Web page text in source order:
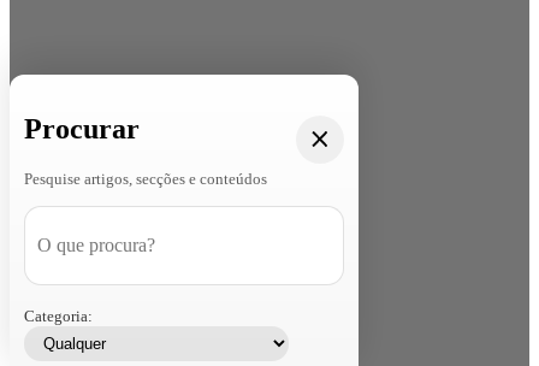
Procurar
Pesquise artigos, secções e conteúdos
Categoria: